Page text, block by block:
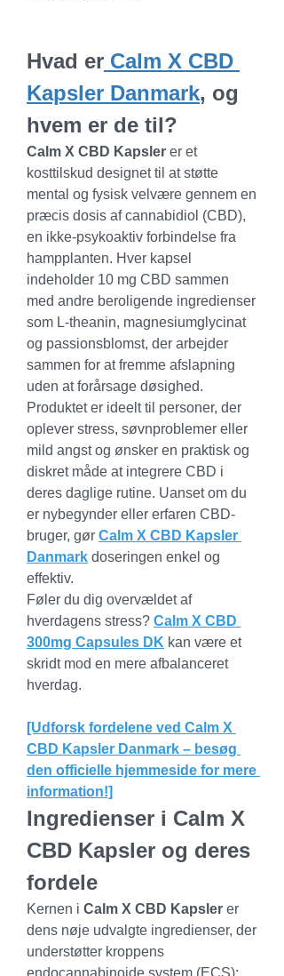
Hvad er Calm X CBD
Kapsler Danmark, og
hvem er de til?
Calm X CBD Kapsler er et
kosttilskud designet til at støtte
mental og fysisk velvære gennem en
præcis dosis af cannabidiol (CBD),
en ikke-psykoaktiv forbindelse fra
hampplanten. Hver kapsel
indeholder 10 mg CBD sammen
med andre beroligende ingredienser
som L-theanin, magnesiumglycinat
og passionsblomst, der arbejder
sammen for at fremme afslapning
uden at forårsage døsighed.
Produktet er ideelt til personer, der
oplever stress, søvnproblemer eller
mild angst og ønsker en praktisk og
diskret måde at integrere CBD i
deres daglige rutine. Uanset om du
er nybegynder eller erfaren CBD-
bruger, gør Calm X CBD Kapsler
Danmark doseringen enkel og
effektiv.
Føler du dig overvældet af
hverdagens stress? Calm X CBD
300mg Capsules DK kan være et
skridt mod en mere afbalanceret
hverdag.
[Udforsk fordelene ved Calm X
CBD Kapsler Danmark – besøg
den officielle hjemmeside for mere
information!]
Ingredienser i Calm X
CBD Kapsler og deres
fordele
Kernen i Calm X CBD Kapsler er
dens nøje udvalgte ingredienser, der
understøtter kroppens
endocannabinoide system (ECS):